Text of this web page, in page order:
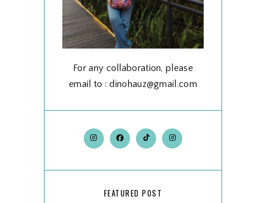
For any collaboration, please
email to : dinohauz@gmail.com
FEATURED POST